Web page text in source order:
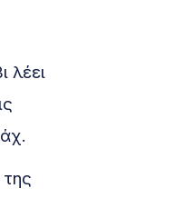
λέει